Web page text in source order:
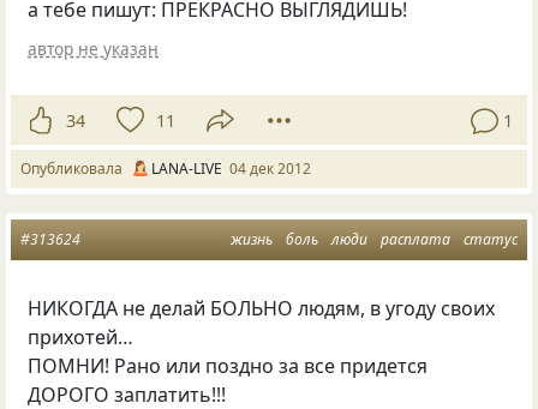
а тебе пишут: ПРЕКРАСНО ВЫГЛЯДИШЬ!
автор не указан
34 11 1
Опубликовала LANA-LIVE 04 дек 2012
жизнь боль люди расплата статус
#313624
НИКОГДА не делай БОЛЬНО людям, в угоду своих
прихотей…
ПОМНИ! Рано или поздно за все придется
ДОРОГО заплатить!!!